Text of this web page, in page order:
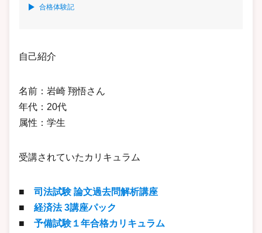
合格体験記
自己紹介
名前：岩崎 翔悟さん
年代：20代
属性：学生
受講されていたカリキュラム
■ 司法試験 論文過去問解析講座
■ 経済法 3講座パック
■ 予備試験１年合格カリキュラム